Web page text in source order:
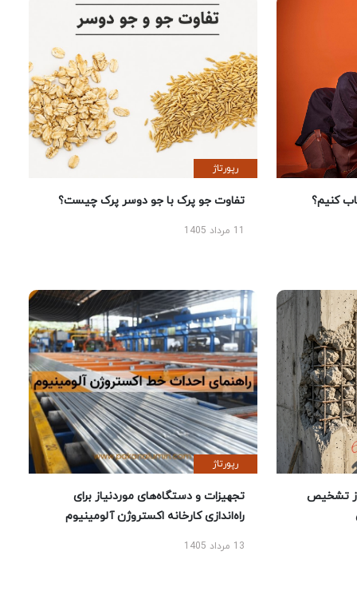
کنیم؟
رپورتاژ
تفاوت جو پرک با جو دوسر پرک چیست؟
تشخیص
رپورتاژ
تجهیزات و دستگاه‌های موردنیاز برای
راه‌اندازی کارخانه اکستروژن آلومینیوم
13 مرداد 1405